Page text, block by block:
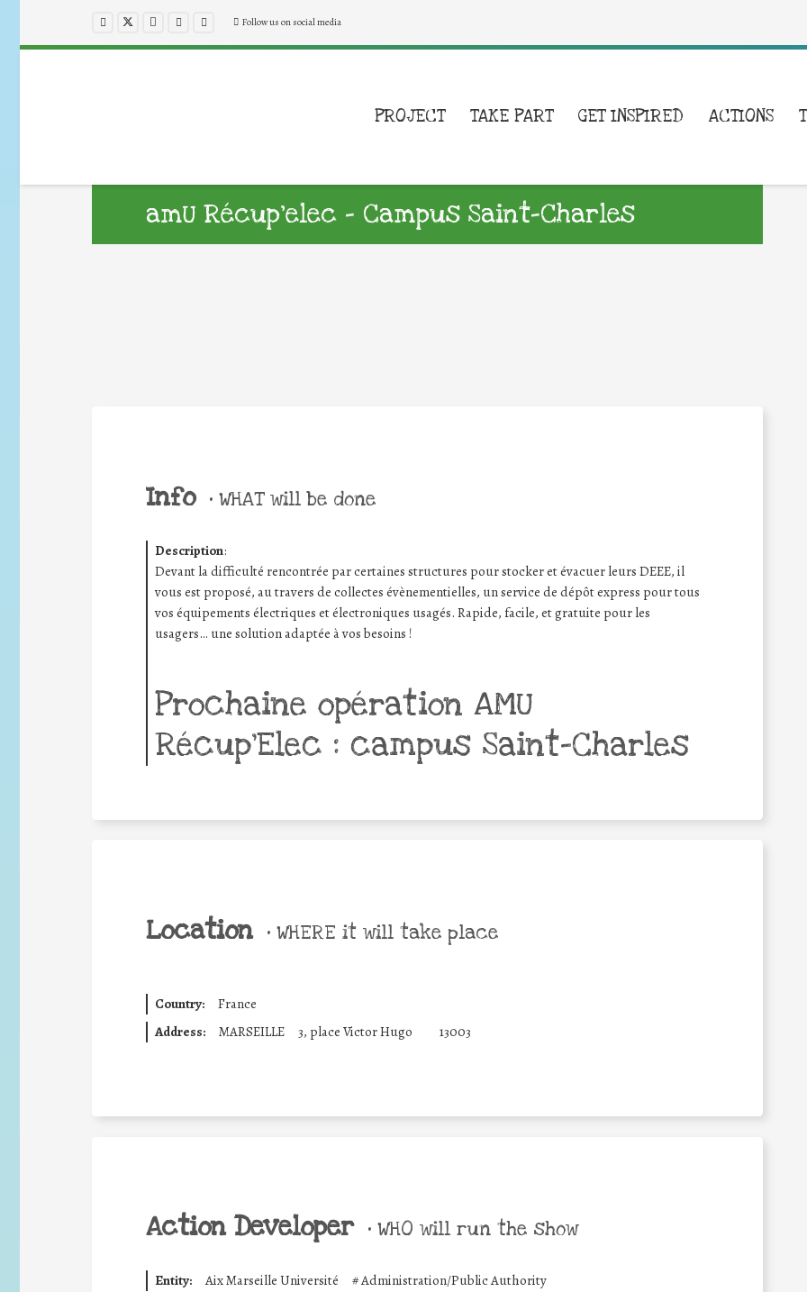
Follow us on social media
PROJECT TAKE PART GET INSPIRED ACTIONS
amU Récup’elec – Campus Saint-Charles
Info • WHAT will be done
Description:
Devant la difficulté rencontrée par certaines structures pour stocker et évacuer leurs DEEE, il
vous est proposé, au travers de collectes évènementielles, un service de dépôt express pour tous
vos équipements électriques et électroniques usagés. Rapide, facile, et gratuite pour les
usagers… une solution adaptée à vos besoins !
Prochaine opération AMU
Récup’Elec : campus Saint-Charles
Location • WHERE it will take place
Country:
France
Address:
MARSEILLE 3, place Victor Hugo 13003
Action Developer • WHO will run the show
Entity: Aix Marseille Université #Administration/Public Authority